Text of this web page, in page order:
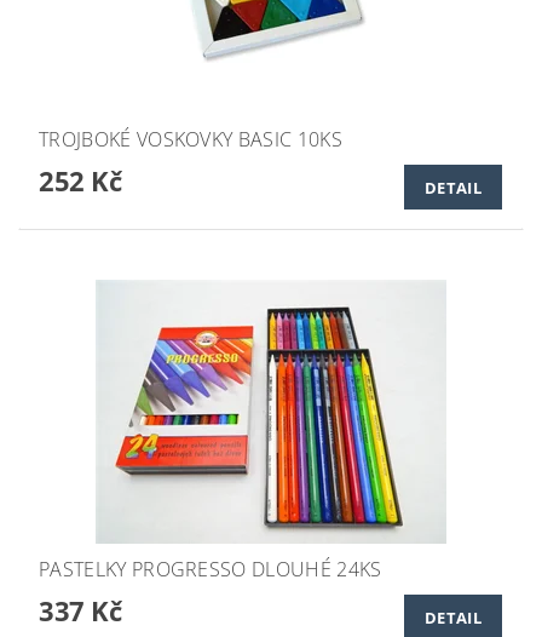
TROJBOKÉ VOSKOVKY BASIC 10KS
252 Kč DETAIL
PASTELKY PROGRESSO DLOUHÉ 24KS
337 Kč DETAIL